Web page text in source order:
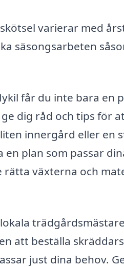
varierar med
säsongsarbeten
får du inte bara en
dig råd och tips för
innergård eller en
plan som passar
rätta växterna och
att beställa
just dina behov.